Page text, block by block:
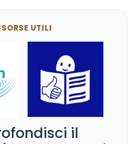
UTILI
il